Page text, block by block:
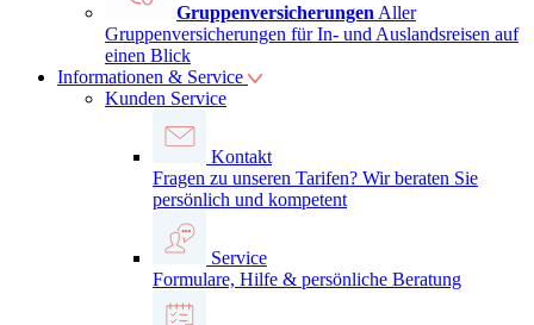
Gruppenversicherungen Aller
Gruppenversicherungen für In- und Auslandsreisen auf
einen Blick
Informationen & Service
Kunden Service
Kontakt
Fragen zu unseren Tarifen? Wir beraten Sie
persönlich und kompetent
Service
Formulare, Hilfe & persönliche Beratung